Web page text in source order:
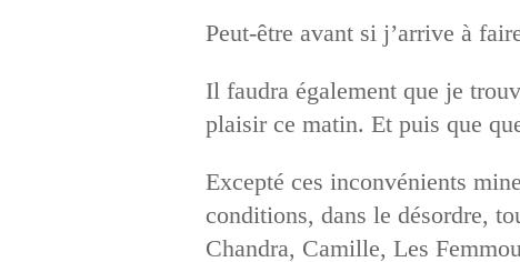
Peut-être avant si j’arrive à
Il faudra également que je
plaisir ce matin. Et puis que
Excepté ces inconvénients
conditions, dans le désordre,
Chandra, Camille, Les